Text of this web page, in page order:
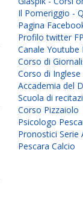
Il Pomeriggio -
Pagina
Profilo twitter
Canale Youtube
Corso di
Corso di Inglese
Accademia del
Scuola di
Corso Pizzaiolo
Psicologo
Pronostici Serie
Pescara Calcio